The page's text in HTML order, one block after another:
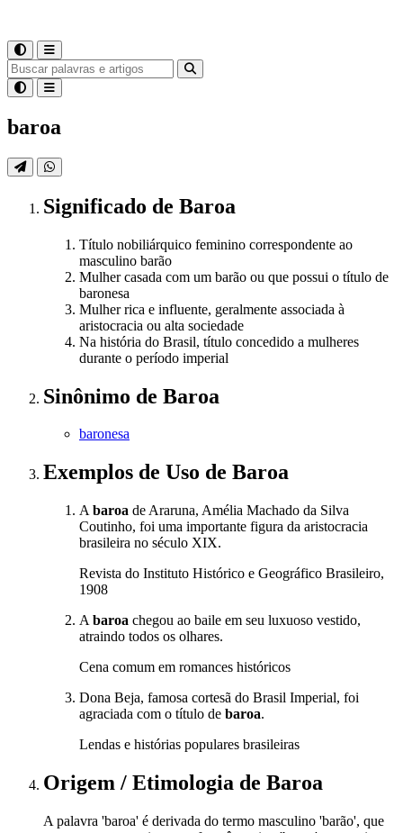
baroa
Significado de Baroa
Título nobiliárquico feminino correspondente ao
masculino barão
Mulher casada com um barão ou que possui o título de
baronesa
Mulher rica e influente, geralmente associada à
aristocracia ou alta sociedade
Na história do Brasil, título concedido a mulheres
durante o período imperial
Sinônimo de Baroa
baronesa
Exemplos de Uso de Baroa
A baroa de Araruna, Amélia Machado da Silva
Coutinho, foi uma importante figura da aristocracia
brasileira no século XIX.
Revista do Instituto Histórico e Geográfico Brasileiro,
1908
A baroa chegou ao baile em seu luxuoso vestido,
atraindo todos os olhares.
Cena comum em romances históricos
Dona Beja, famosa cortesã do Brasil Imperial, foi
agraciada com o título de baroa.
Lendas e histórias populares brasileiras
Origem / Etimologia de Baroa
A palavra 'baroa' é derivada do termo masculino 'barão', que